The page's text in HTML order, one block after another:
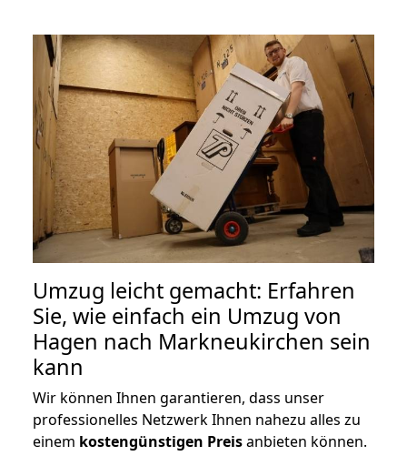
Umzug leicht gemacht: Erfahren
Sie, wie einfach ein Umzug von
Hagen nach Markneukirchen sein
kann
Wir können Ihnen garantieren, dass unser
professionelles Netzwerk Ihnen nahezu alles zu
einem kostengünstigen Preisanbieten können.